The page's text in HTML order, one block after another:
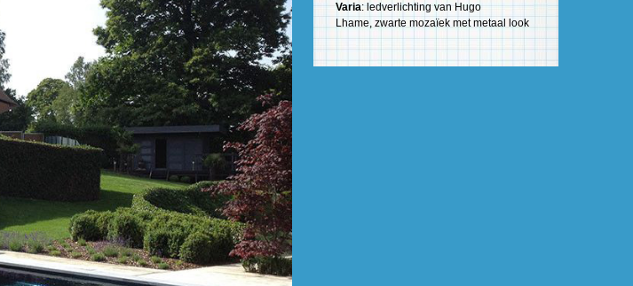
Varia: ledverlichting van Hugo
Lhame, zwarte mozaïek met metaal look